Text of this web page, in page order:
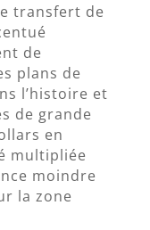
transfert de
de
plans de
l’histoire et
de grande
en
multipliée
moindre
la zone